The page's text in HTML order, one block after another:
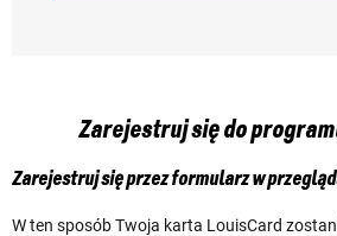
Zarejestruj się do
Zarejestruj się przez formularz w
W ten sposób Twoja karta LouisCard